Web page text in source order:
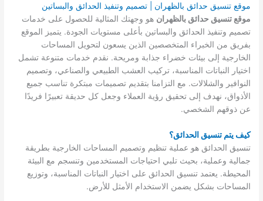
موقع تنسيق حدائق بالظهران | تصميم وتنفيذ الحدائق والبساتين
موقع تنسيق حدائق بالظهران هو وجهتك المثالية للحصول على خدمات
تصميم وتنفيذ الحدائق والبساتين بأعلى مستويات الجودة. يتميز الموقع
بفريق من الخبراء المتخصصين الذين يسعون لتحويل المساحات
الخارجية إلى بيئات خضراء جذابة ومريحة. نقدم خدمات متنوعة تشمل
اختيار النباتات المناسبة، تركيب العشب الطبيعي والصناعي، وتصميم
النوافير والشلالات. مع التزامنا بتقديم تصميمات مبتكرة تناسب جميع
الأذواق، نهدف إلى تحقيق رؤية العملاء وجعل كل حديقة تعبيرًا فريدًا
عن ذوقهم الشخصي.
كيف يتم تنسيق الحدائق؟
تنسيق الحدائق هو عملية تنظيم وتصميم المساحات الخارجية بطريقة
جمالية وعملية، بحيث تلبي احتياجات المستخدمين وتنسجم مع البيئة
المحيطة. يعتمد تنسيق الحدائق على اختيار النباتات المناسبة، وتوزيع
المساحات بشكل يضمن الاستخدام الأمثل للأرض.